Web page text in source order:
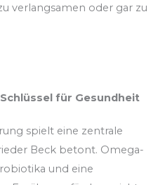
verlangsamen oder gar zu
für Gesundheit
spielt eine zentrale
Beck betont. Omega-
und eine